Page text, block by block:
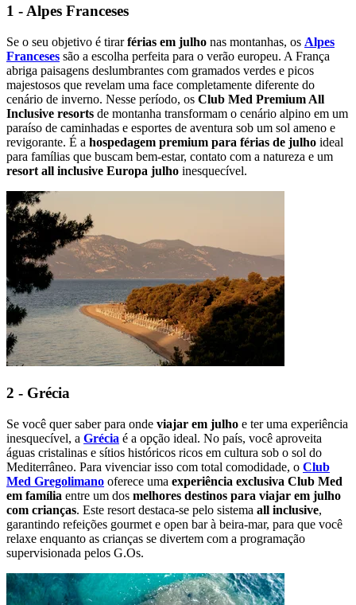
1 - Alpes Franceses
Se o seu objetivo é tirarférias em julho nas montanhas, os Alpes
Franceses são a escolha perfeita para o verão europeu. A França
abriga paisagens deslumbrantes com gramados verdes e picos
majestosos que revelam uma face completamente diferente do
cenário de inverno. Nesse período, os Club Med Premium All
Inclusive resorts de montanha transformam o cenário alpino em um
paraíso de caminhadas e esportes de aventura sob um sol ameno e
revigorante. É a hospedagem premium para férias de julho ideal
para famílias que buscam bem-estar, contato com a natureza e um
resort all inclusive Europa julho inesquecível.
2 - Grécia
Se você quer saber para onde viajar em julho e ter uma experiência
inesquecível, a Grécia é a opção ideal. No país, você aproveita
águas cristalinas e sítios históricos ricos em cultura sob o sol do
Mediterrâneo. Para vivenciar isso com total comodidade, o Club
Med Gregolimano oferece uma experiência exclusiva Club Med
em família entre um dos melhores destinos para viajar em julho
com crianças. Este resort destaca-se pelo sistema all inclusive,
garantindo refeições gourmet e open bar à beira-mar, para que você
relaxe enquanto as crianças se divertem com a programação
supervisionada pelos G.Os.